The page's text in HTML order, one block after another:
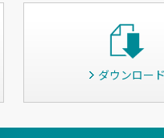
ダウンロード